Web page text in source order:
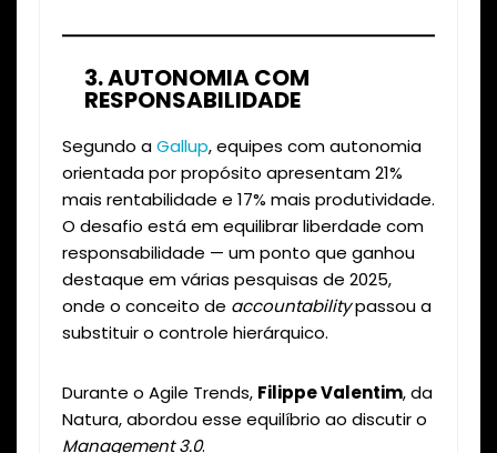
3. AUTONOMIA COM
RESPONSABILIDADE
Segundo aGallup, equipes com autonomia
orientada por propósito apresentam 21%
mais rentabilidade e 17% mais produtividade.
O desafio está em equilibrar liberdade com
responsabilidade — um ponto que ganhou
destaque em várias pesquisas de 2025,
onde o conceito de accountabilitypassou a
substituir o controle hierárquico.
Durante o Agile Trends, Filippe Valentim, da
Natura, abordou esse equilíbrio ao discutir o
Management 3.0.